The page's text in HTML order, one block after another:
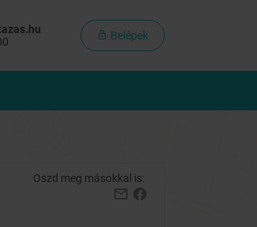
Belépek
Oszd meg másokkal is: